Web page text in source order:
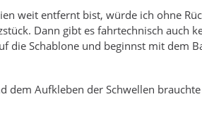
weit entfernt bist, würde ich ohne
Dann gibt es fahrtechnisch auch
die Schablone und beginnst mit dem
dem Aufkleben der Schwellen